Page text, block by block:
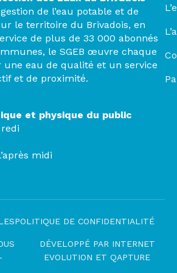
de l’eau potable et de
le territoire du Brivadois, en
de plus de 33 000 abonnés
le SGEB œuvre chaque
eau de qualité et un service
et de proximité.
et physique du public
midi
DÉVELOPPÉ PAR INTERNET
EVOLUTION ET QAPTURE
POLITIQUE DE CONFIDENTIALITÉ